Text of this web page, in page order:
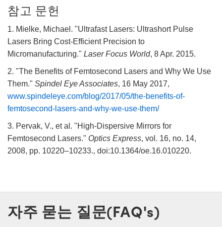
참고 문헌
1. Mielke, Michael. "Ultrafast Lasers: Ultrashort Pulse
Lasers Bring Cost-Efficient Precision to
Micromanufacturing." Laser Focus World, 8 Apr. 2015.
2. "The Benefits of Femtosecond Lasers and Why We Use
Them." Spindel Eye Associates, 16 May 2017,
www.spindeleye.com/blog/2017/05/the-benefits-of-
femtosecond-lasers-and-why-we-use-them/
3. Pervak, V., et al. "High-Dispersive Mirrors for
Femtosecond Lasers." Optics Express, vol. 16, no. 14,
2008, pp. 10220–10233., doi:10.1364/oe.16.010220.
자주 묻는 질문(FAQ's)